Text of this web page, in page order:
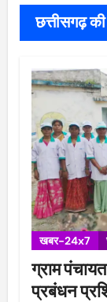
छत्तीसगढ़
खबर-24x7
ग्राम
प्रबंधन